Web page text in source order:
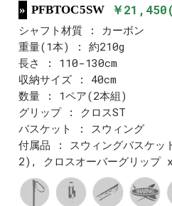
PFBTOC5SW ￥
シャフト材質 : カーボン
重量(1本) : 約210g
長さ : 110-130cm
収納サイズ : 40cm
数量 : 1ペア(2本組)
グリップ : クロスST
バスケット : スウィング
付属品 : スウィングバスケ
2), クロスオーバーグリップ